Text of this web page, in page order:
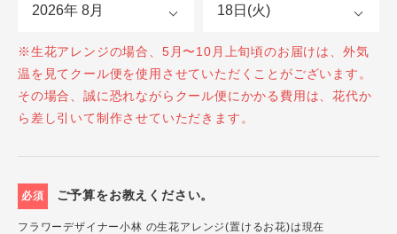
※生花アレンジの場合、5月〜10月上旬頃のお届けは、外気
温を見てクール便を使用させていただくことがございます。
その場合、誠に恐れながらクール便にかかる費用は、花代か
ら差し引いて制作させていただきます。
必須 ご予算をお教えください。
フラワーデザイナー小林 の生花アレンジ(置けるお花)は現在